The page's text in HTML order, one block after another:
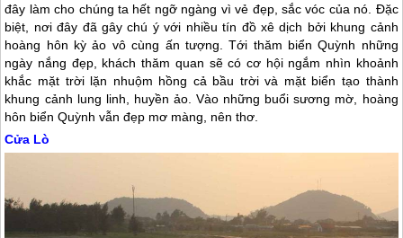
đây làm cho chúng ta hết ngỡ ngàng vì vẻ đẹp, sắc vóc của nó. Đặc
biệt, nơi đây đã gây chú ý với nhiều tín đồ xê dịch bởi khung cảnh
hoàng hôn kỳ ảo vô cùng ấn tượng. Tới thăm biển Quỳnh những
ngày nắng đẹp, khách thăm quan sẽ có cơ hội ngắm nhìn khoảnh
khắc mặt trời lặn nhuộm hồng cả bầu trời và mặt biển tạo thành
khung cảnh lung linh, huyền ảo. Vào những buổi sương mờ, hoàng
hôn biển Quỳnh vẫn đẹp mơ màng, nên thơ.
Cửa Lò